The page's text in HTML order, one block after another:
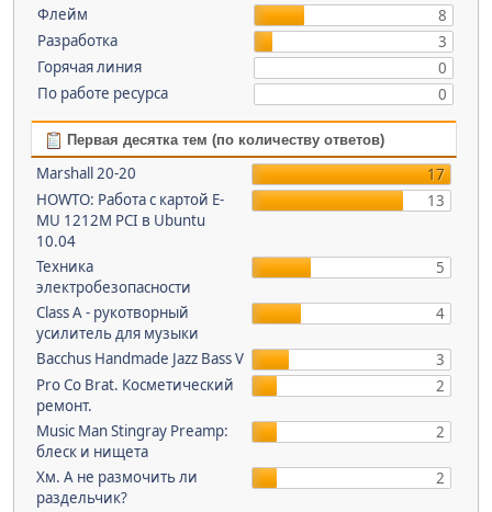
Флейм
8
Разработка
3
Горячая линия
0
По работе ресурса
0
Первая десятка тем (по количеству ответов)
Marshall 20-20
17
HOWTO: Работа с картой E-
MU 1212M PCI в Ubuntu
10.04
13
Техника
электробезопасности
5
Class A - рукотворный
усилитель для музыки
4
Bacchus Handmade Jazz Bass V
3
Pro Co Brat. Косметический
ремонт.
2
Music Man Stingray Preamp:
блеск и нищета
2
Хм. А не размочить ли
раздельчик?
2